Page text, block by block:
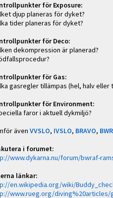
för Exposure:
djup planeras för dyket?
tider planeras för dyket?
för Deco:
dekompression är planerad?
för Gas:
gasregler tillämpas (hel, halv eller
för Environment:
faror i aktuell dykmiljö?
även VVSLO, IVSLO, BRAVO,
i forumet:
www.dykarna.nu/forum/bwraf-
länkar:
en.wikipedia.org/wiki/
www.rueg.org/diving%20articles/